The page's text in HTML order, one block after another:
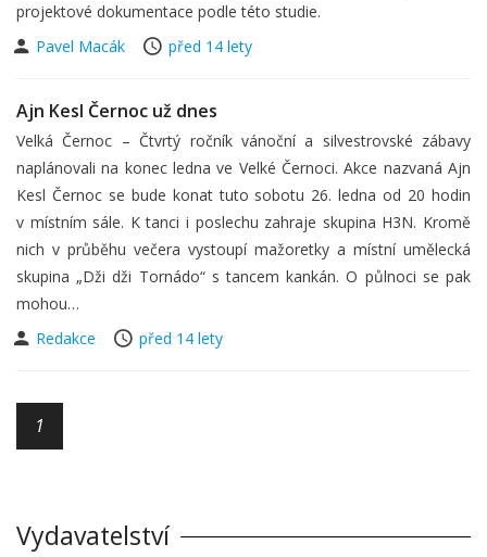
projektové dokumentace podle této studie.
Pavel Macák
před 14 lety
Ajn Kesl Černoc už dnes
Velká Černoc – Čtvrtý ročník vánoční a silvestrovské zábavy
naplánovali na konec ledna ve Velké Černoci. Akce nazvaná Ajn
Kesl Černoc se bude konat tuto sobotu 26. ledna od 20 hodin
v místním sále. K tanci i poslechu zahraje skupina H3N. Kromě
nich v průběhu večera vystoupí mažoretky a místní umělecká
skupina „Dži dži Tornádo“ s tancem kankán. O půlnoci se pak
mohou…
Redakce
před 14 lety
1
Vydavatelství